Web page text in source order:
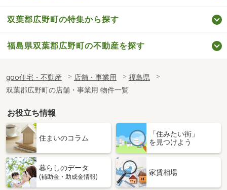
双葉郡広野町の特集から探す
福島県双葉郡広野町の不動産を探す
goo住宅・不動産 店舗・事業用
福島県
双葉郡広野町の店舗・事業用 物件一覧
お役立ち情報
住まいのコラム
「住みたい街」
を見つけよう
暮らしのデータ
(補助金・助成金情報)
家賃相場